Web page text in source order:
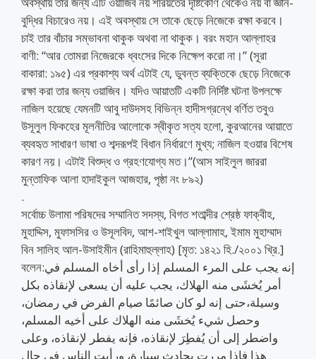
বুদ্ধির বিচারেও নয়। এই অবস্থায় সে তাকে ছেড়ে নিজেকে রক্ষা করবে।
চাই তার বাঁচার সম্ভাবনা থাকুক অথবা না থাকুক। বরং মহান আল্লাহর
বাণী: “আর তোমরা নিজেরকে ধ্বংসের দিকে নিক্ষেপ করো না।” (সূরা
বাকারা: ১৯৫) এর প্রকাশ্য অর্থ এটাই যে, ডুবন্ত ব্যক্তিকে ছেড়ে নিজেকে
রক্ষা করা তার জন্য ওয়াজিব। যদিও আয়াতটি একটি নির্দিষ্ট ঘটনা উপলক্ষে
নাজিল হয়েছে যেমনটি আবু দাউদসহ বিভিন্ন হাদীসগ্রন্থে বর্ণিত তবুও
উসূলুল ফিকহের মূলনীতির আলোকে স্বীকৃত সত্য হলো, কুরআনের আয়াতে
ব্যবহৃত সাধারণ ভাষা ও শব্দরূপই বিধান নির্ধারণে মুখ্য; নাজিল হওয়ার বিশেষ
কারণ নয়। এটাই বিশুদ্ধ ও গ্রহণযোগ্য মত।”(আস সাইলুল জাররা
মুন্তাফিক আলা হাদাইকুল আজহার, পৃষ্ঠা নং ৮৯২)
.
সর্বোচ্চ উলামা পরিষদের সম্মানিত সদস্য, বিগত শতাব্দীর শ্রেষ্ঠ ফাক্বীহ,
মুহাদ্দিস, মুফাসসির ও উসূলবিদ, আশ-শাইখুল আল্লামাহ, ইমাম মুহাম্মাদ
বিন সালিহ আল-উসাইমীন (রাহিমাহুল্লাহ) [মৃত: ১৪২১ হি./২০০১ খ্রি.]
বলেন:إنه يجب على المرء المسلم إذا رأى أخاه المسلم في
أمر يُخشَى منه الهلاك، يجب عليه أن يسعى لإنقاذه بكل
وسيلة،حتى إنه لو كان صائمًا صيام الفرض في رمضان،
وحصل شيء يُخشَى منه الهلاك على أخيه المسلم،
واضطر إلى أن يُفطِرَ لإنقاذه، فإنه يفطر لإنقاذه، وعلى
هذا فإذا مررت بحادث سيارة، ورأيت الناس في حال